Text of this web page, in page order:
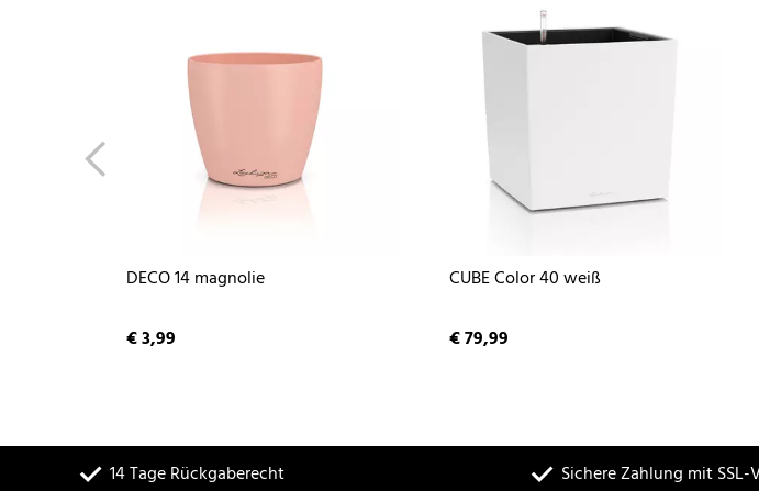
DECO 14 magnolie
€ 3,99
CUBE Color 40 weiß
€ 79,99
14 Tage Rückgaberecht Sichere Zahlung mit